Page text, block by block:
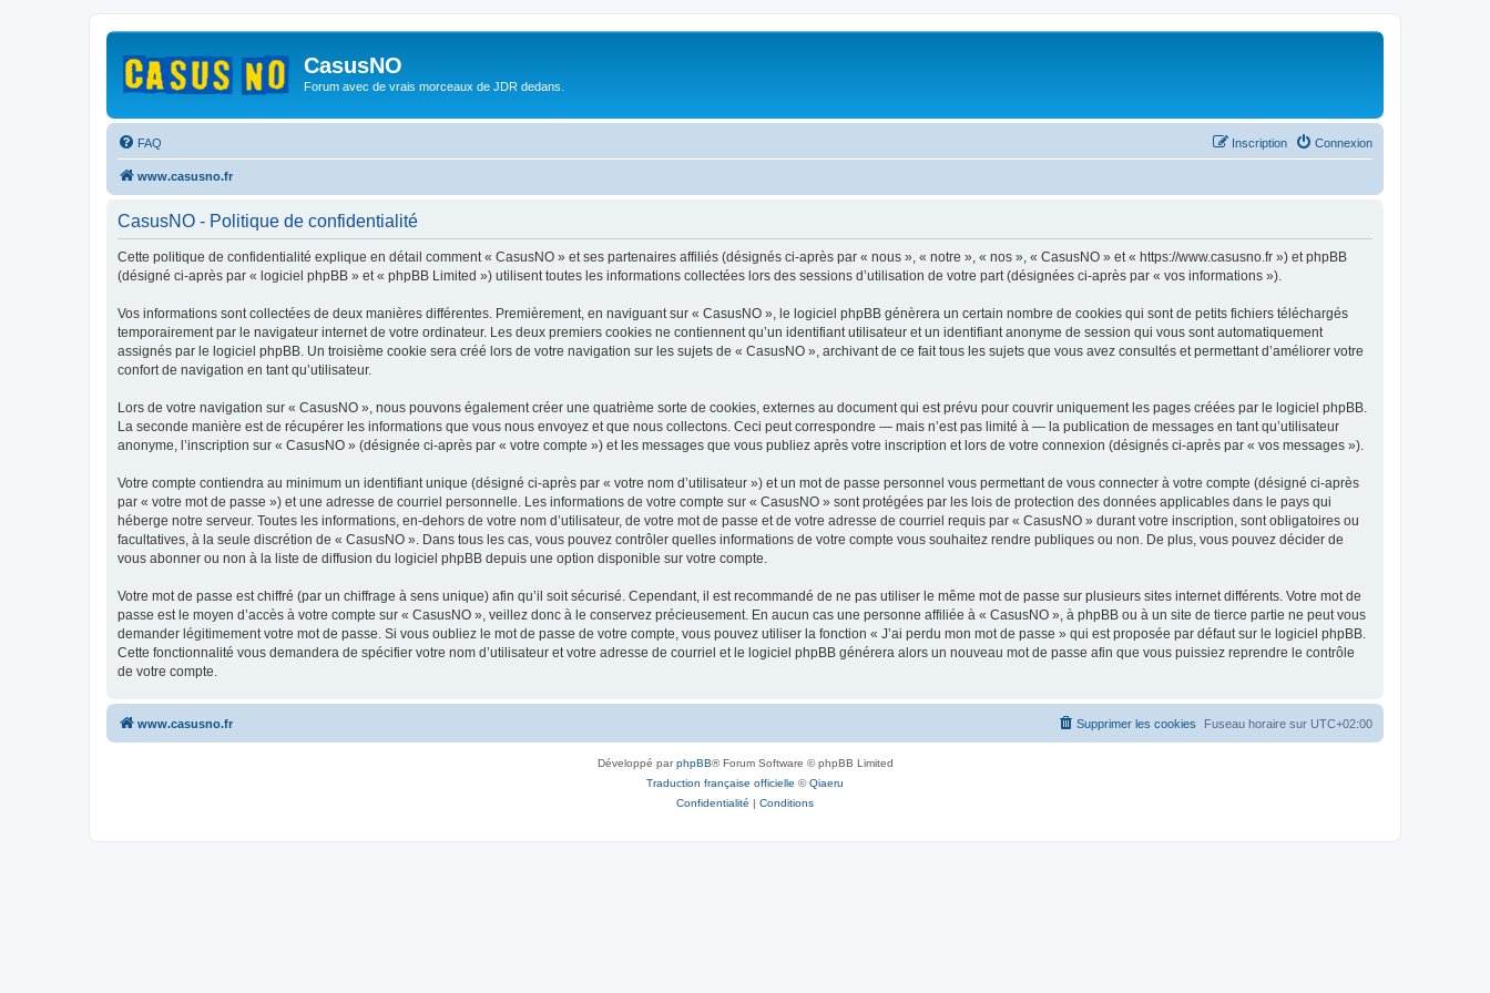
CasusNO
Forum avec de vrais morceaux de JDR dedans.
FAQ Connexion
Inscription
www.casusno.fr
CasusNO - Politique de confidentialité
Cette politique de confidentialité explique en détail comment « CasusNO » et ses partenaires affiliés (désignés ci-après par « nous », « notre », « nos », « CasusNO » et « https://www.casusno.fr ») et phpBB
(désigné ci-après par « logiciel phpBB » et « phpBB Limited ») utilisent toutes les informations collectées lors des sessions d’utilisation de votre part (désignées ci-après par « vos informations »).
Vos informations sont collectées de deux manières différentes. Premièrement, en naviguant sur « CasusNO », le logiciel phpBB génèrera un certain nombre de cookies qui sont de petits fichiers téléchargés
temporairement par le navigateur internet de votre ordinateur. Les deux premiers cookies ne contiennent qu’un identifiant utilisateur et un identifiant anonyme de session qui vous sont automatiquement
assignés par le logiciel phpBB. Un troisième cookie sera créé lors de votre navigation sur les sujets de « CasusNO », archivant de ce fait tous les sujets que vous avez consultés et permettant d’améliorer votre
confort de navigation en tant qu’utilisateur.
Lors de votre navigation sur « CasusNO », nous pouvons également créer une quatrième sorte de cookies, externes au document qui est prévu pour couvrir uniquement les pages créées par le logiciel phpBB.
La seconde manière est de récupérer les informations que vous nous envoyez et que nous collectons. Ceci peut correspondre — mais n’est pas limité à — la publication de messages en tant qu’utilisateur
anonyme, l’inscription sur « CasusNO » (désignée ci-après par « votre compte ») et les messages que vous publiez après votre inscription et lors de votre connexion (désignés ci-après par « vos messages »).
Votre compte contiendra au minimum un identifiant unique (désigné ci-après par « votre nom d’utilisateur ») et un mot de passe personnel vous permettant de vous connecter à votre compte (désigné ci-après
par « votre mot de passe ») et une adresse de courriel personnelle. Les informations de votre compte sur « CasusNO » sont protégées par les lois de protection des données applicables dans le pays qui
héberge notre serveur. Toutes les informations, en-dehors de votre nom d’utilisateur, de votre mot de passe et de votre adresse de courriel requis par « CasusNO » durant votre inscription, sont obligatoires ou
facultatives, à la seule discrétion de « CasusNO ». Dans tous les cas, vous pouvez contrôler quelles informations de votre compte vous souhaitez rendre publiques ou non. De plus, vous pouvez décider de
vous abonner ou non à la liste de diffusion du logiciel phpBB depuis une option disponible sur votre compte.
Votre mot de passe est chiffré (par un chiffrage à sens unique) afin qu’il soit sécurisé. Cependant, il est recommandé de ne pas utiliser le même mot de passe sur plusieurs sites internet différents. Votre mot de
passe est le moyen d’accès à votre compte sur « CasusNO », veillez donc à le conservez précieusement. En aucun cas une personne affiliée à « CasusNO », à phpBB ou à un site de tierce partie ne peut vous
demander légitimement votre mot de passe. Si vous oubliez le mot de passe de votre compte, vous pouvez utiliser la fonction « J’ai perdu mon mot de passe » qui est proposée par défaut sur le logiciel phpBB.
Cette fonctionnalité vous demandera de spécifier votre nom d’utilisateur et votre adresse de courriel et le logiciel phpBB générera alors un nouveau mot de passe afin que vous puissiez reprendre le contrôle
de votre compte.
www.casusno.fr Fuseau horaire sur UTC+02:00
Supprimer les cookies
Développé parphpBB® Forum Software © phpBB Limited
Traduction française officielle ©Qiaeru
Confidentialité | Conditions